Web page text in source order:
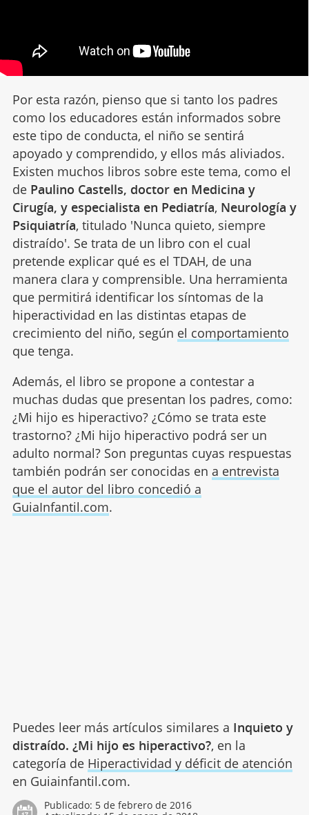
Por esta razón, pienso que si tanto los padres
como los educadores están informados sobre
este tipo de conducta, el niño se sentirá
apoyado y comprendido, y ellos más aliviados.
Existen muchos libros sobre este tema, como el
de Paulino Castells, doctor en Medicina y
Cirugía, y especialista en Pediatría, Neurología y
Psiquiatría, titulado 'Nunca quieto, siempre
distraído'. Se trata de un libro con el cual
pretende explicar qué es el TDAH, de una
manera clara y comprensible. Una herramienta
que permitirá identificar los síntomas de la
hiperactividad en las distintas etapas de
crecimiento del niño, según el comportamiento
que tenga.
Además, el libro se propone a contestar a
muchas dudas que presentan los padres, como:
¿Mi hijo es hiperactivo? ¿Cómo se trata este
trastorno? ¿Mi hijo hiperactivo podrá ser un
adulto normal? Son preguntas cuyas respuestas
también podrán ser conocidas en a entrevista
que el autor del libro concedió a
GuiaInfantil.com.
Puedes leer más artículos similares a Inquieto y
distraído. ¿Mi hijo es hiperactivo?, en la
categoría de Hiperactividad y déficit de atención
en Guiainfantil.com.
Publicado: 5 de febrero de 2016